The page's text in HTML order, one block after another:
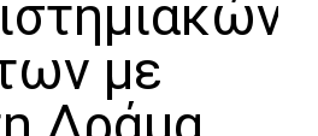
με